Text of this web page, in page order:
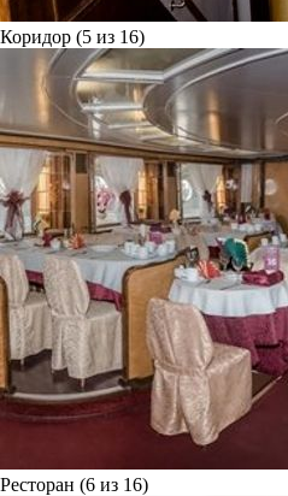
Коридор (5 из 16)
Ресторан (6 из 16)